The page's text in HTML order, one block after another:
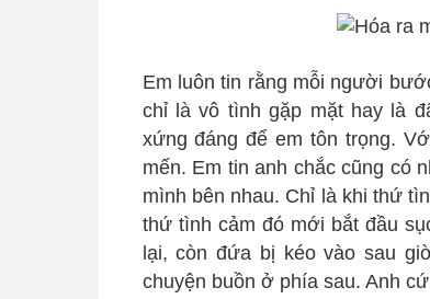
Em luôn tin rằng mỗi người
chỉ là vô tình gặp mặt hay là
xứng đáng để em tôn trọng.
mến. Em tin anh chắc cũng có
mình bên nhau. Chỉ là khi thứ
thứ tình cảm đó mới bắt đầu
lại, còn đứa bị kéo vào sau
chuyện buồn ở phía sau. Anh